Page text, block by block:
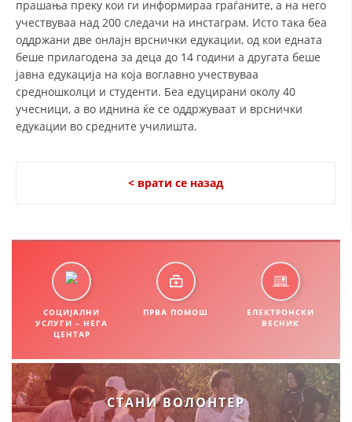
РАКОВОДЕН ОДБОР
СТРУКТУРА И ОРГАНИЗАЦИОНА ПОСТАВЕНОСТ
ДИСЕМИНАЦИЈА
ПОДГОТВЕНОСТ И ДЕЈСТВО ПРИ КАТАСТРОФИ
ТИМОВИ НА ООЦК ОХРИД
ПРОЕКТИ – ПОДГОТВЕНОСТ И ДЕЈСТВУВАЊЕ ПРИ КАТАСТРОФИ
ОДНОСИ СО ЈАВНОСТ
ИСТРАЖУВАЊЕ НА ЈАВНО МИСЛЕЊЕ
МЕЃУНАРОДНА СОРАБОТКА
прашања преку кои ги информираа граѓаните, а на него
учествуваа над 200 следачи на инстаграм. Исто така беа
оддржани две онлајн врснички едукации, од кои едната
беше прилагодена за деца до 14 години а другата беше
јавна едукација на која воглавно учествуваа
средношколци и студенти. Беа едуцирани околу 40
учесници, а во иднина ќе се оддржуваат и врснички
едукации во средните училишта.
< врати се назад
СОЦИЈАЛНИ
УСЛУГИ – НЕГА
ЦЕНТАР
ПРВА ПОМОШ
ЕЛЕКТРОНСКИ
ВЕСНИК
СТАНИ ВОЛОНТЕР